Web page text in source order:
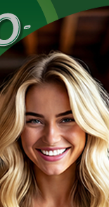
Made in the UK
Усиль эффект
избавляемся